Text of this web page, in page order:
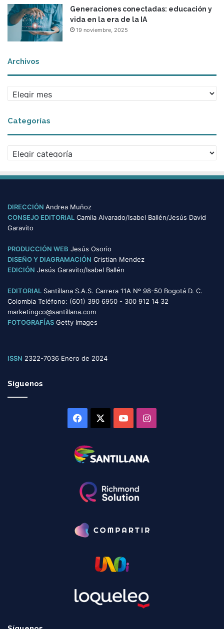
Generaciones conectadas: educación y
vida en la era de la IA
19 noviembre, 2025
Archivos
r
h
i
v
Categorías
a
e
o
r
í
s
DIRECCIÓN Andrea Muñoz
CONSEJO EDITORIAL Camila Alvarado/Isabel Ballén/Jesús David
Garavito
PRODUCCIÓN WEB Jesús Osorio
DISEÑO Y DIAGRAMACIÓN Cristian Mendez
EDICIÓN Jesús Garavito/Isabel Ballén
EDITORIAL Santillana S.A.S. Carrera 11A Nº 98-50 Bogotá D. C.
Colombia Teléfono: (601) 390 6950 - 300 912 14 32
marketingco@santillana.com
FOTOGRAFÍAS Getty Images
ISSN 2322-7036 Enero de 2024
Síguenos
Facebook YouTubeInstagram